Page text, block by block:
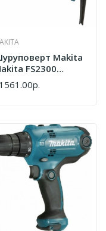
Makita
FS2300
FS2300